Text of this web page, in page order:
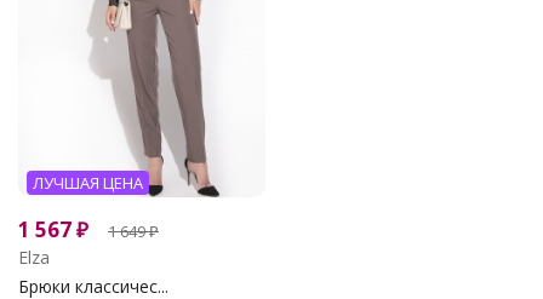
ЛУЧШАЯ ЦЕНА
1 567₽ 1 649₽
Elza
Брюки классичес...